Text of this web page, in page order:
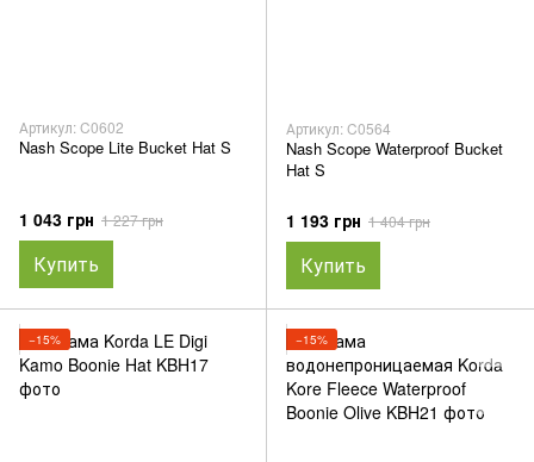
Артикул: C0602
Nash Scope Lite Bucket Hat S
1 043 грн 1 227 грн
Купить
Артикул: C0564
Nash Scope Waterproof Bucket
Hat S
1 193 грн 1 404 грн
Купить
−15% −15%